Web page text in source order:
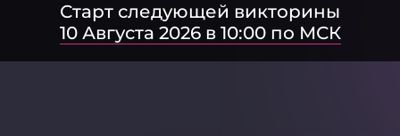
Старт следующей викторины
10 Августа 2026 в 10:00 по МСК